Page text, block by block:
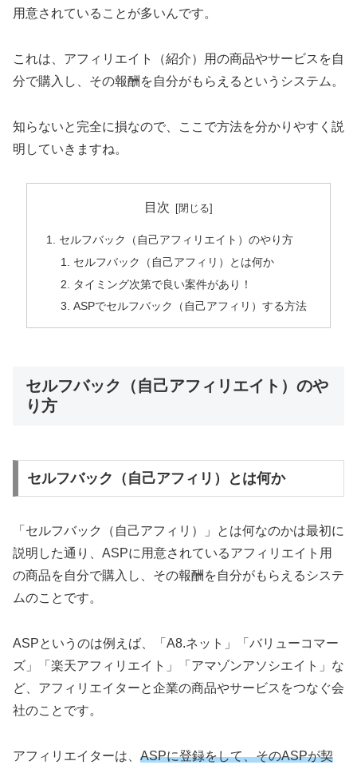
用意されていることが多いんです。
これは、アフィリエイト（紹介）用の商品やサービスを自
分で購入し、その報酬を自分がもらえるというシステム。
知らないと完全に損なので、ここで方法を分かりやすく説
明していきますね。
目次
セルフバック（自己アフィリエイト）のやり方
セルフバック（自己アフィリ）とは何か
タイミング次第で良い案件があり！
ASPでセルフバック（自己アフィリ）する方法
セルフバック（自己アフィリエイト）のや
り方
セルフバック（自己アフィリ）とは何か
「セルフバック（自己アフィリ）」とは何なのかは最初に
説明した通り、ASPに用意されているアフィリエイト用
の商品を自分で購入し、その報酬を自分がもらえるシステ
ムのことです。
ASPというのは例えば、「A8.ネット」「バリューコマー
ズ」「楽天アフィリエイト」「アマゾンアソシエイト」な
ど、アフィリエイターと企業の商品やサービスをつなぐ会
社のことです。
アフィリエイターは、 ASPに登録をして、そのASPが契